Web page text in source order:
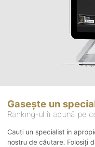
Gasește un
Ranking-ul îi adună pe
Cauți un specialist in
nostru de căutare. Folosiți